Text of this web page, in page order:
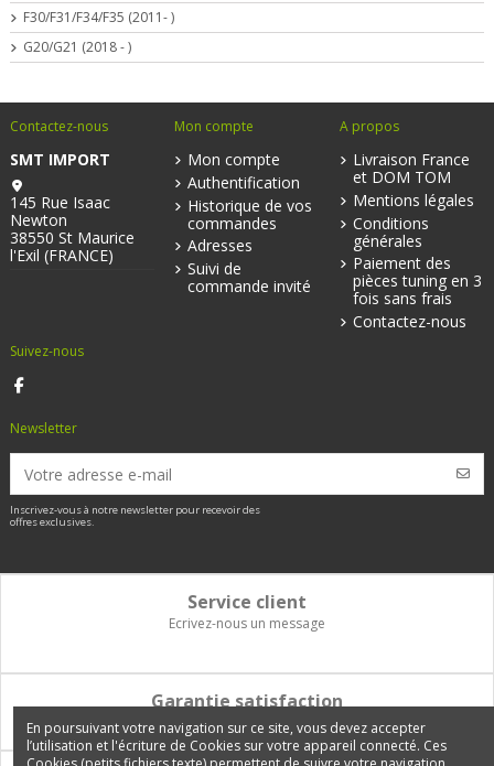
F30/F31/F34/F35 (2011- )
G20/G21 (2018 - )
Contactez-nous
SMT IMPORT
145 Rue Isaac
Newton
38550 St Maurice
l'Exil (FRANCE)
Mon compte
Mon compte
Authentification
Historique de vos
commandes
Adresses
Suivi de
commande invité
A propos
Livraison France
et DOM TOM
Mentions légales
Conditions
générales
Paiement des
pièces tuning en 3
fois sans frais
Contactez-nous
Suivez-nous
Newsletter
Inscrivez-vous à notre newsletter pour recevoir des
offres exclusives.
Service client
Ecrivez-nous un message
Garantie satisfaction
Vous disposez de 14 jours pour changer d'avis et être remboursé
En poursuivant votre navigation sur ce site, vous devez accepter
l’utilisation et l'écriture de Cookies sur votre appareil connecté. Ces